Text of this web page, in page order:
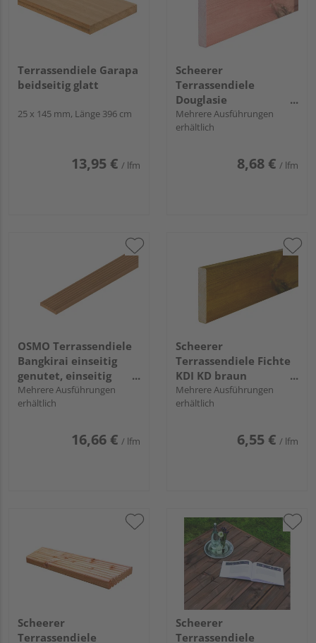
Terrassendiele Garapa
beidseitig glatt
25 x 145 mm, Länge 396 cm
13,95 € / lfm
Scheerer
Terrassendiele
Douglasie
unbehandelt
Douglasie natur
Rundkante - 28 x 145
Mehrere Ausführungen
erhältlich
8,68 € / lfm
OSMO Terrassendiele
Bangkirai einseitig
genutet, einseitig
geriffelt, Bangkirai - 25
x 145 mm
Mehrere Ausführungen
erhältlich
16,66 € / lfm
Scheerer
Terrassendiele Fichte
KDI KD braun
beidseitig glatt,
Rundkante - 28 x 145
Mehrere Ausführungen
erhältlich
6,55 € / lfm
Scheerer
Terrassendiele
Scheerer
Terrassendiele